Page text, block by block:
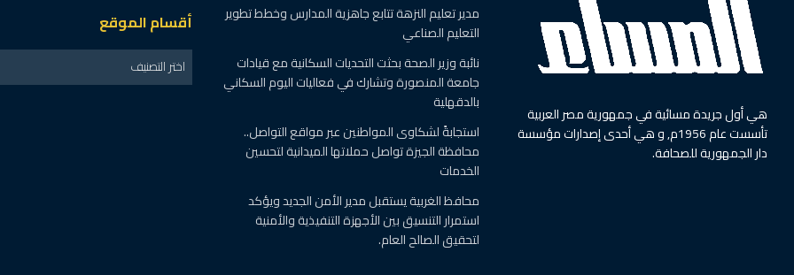
هي أول جريدة مسائية في جمهورية مصر العربية
تأسست عام 1956م, و هي أحدى إصدارات مؤسسة
دار الجمهورية للصحافة.
مدير تعليم النزهة تتابع جاهزية المدارس وخطط تطوير
التعليم الصناعي
نائبة وزير الصحة بحثت التحديات السكانية مع قيادات
جامعة المنصورة وتشارك في فعاليات اليوم السكاني
بالدقهلية
استجابةً لشكاوى المواطنين عبر مواقع التواصل..
محافظة الجيزة تواصل حملاتها الميدانية لتحسين
الخدمات
محافظ الغربية يستقبل مدير الأمن الجديد ويؤكد
استمرار التنسيق بين الأجهزة التنفيذية والأمنية
لتحقيق الصالح العام.
أقسام الموقع
اختر التصنيف